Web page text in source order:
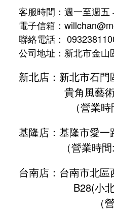
客服時間：週一至週
電子信箱：
聯絡電話：
公司地址：新北市金山
新北店：新北市石
貴角風藝術營
（營業時間11
基隆店：基隆市愛一
（營業時間:
台南店：台南市北
B28(
（